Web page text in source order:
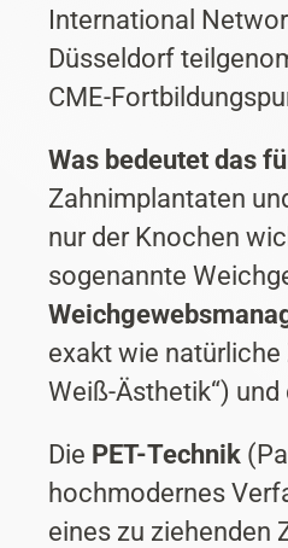
International
Düsseldorf
CME-
Was bedeutet das
Zahnimplantaten
nur der Knochen
sogenannte
exakt wie natürliche
Weiß-Ästhetik“)
Die PET-Technik
hochmodernes
eines zu ziehenden